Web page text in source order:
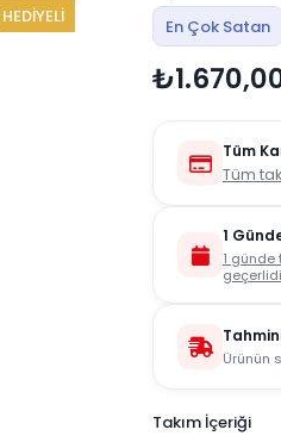
HEDİYELİ En Çok Satan
Tüm
Tüm
1
1
Ürünün
Takım İçeriği